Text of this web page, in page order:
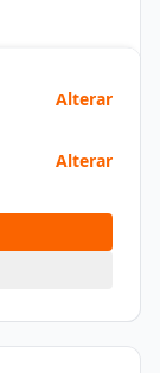
Alterar
Alterar